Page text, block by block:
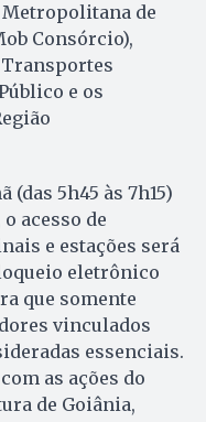
Metropolitana de
Consórcio),
e os
5h45 às 7h15)
o acesso de
e estações será
eletrônico
que somente
vinculados
essenciais.
as ações do
de Goiânia,